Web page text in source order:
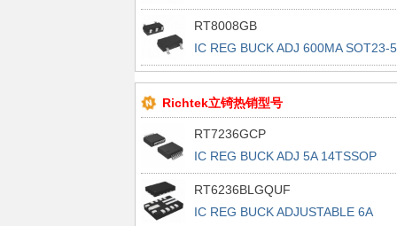
RT8008GB
IC REG BUCK ADJ 600MA SOT23-5
Richtek立锜热销型号
RT7236GCP
IC REG BUCK ADJ 5A 14TSSOP
RT6236BLGQUF
IC REG BUCK ADJUSTABLE 6A